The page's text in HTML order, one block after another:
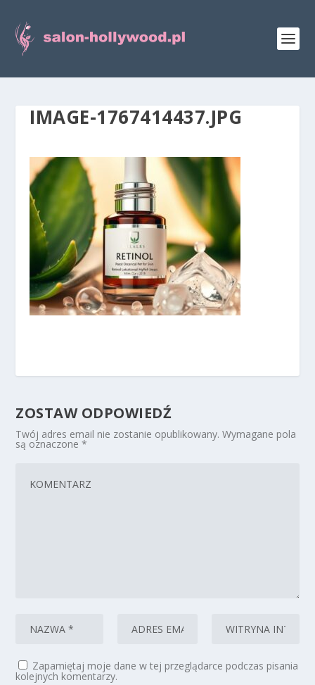
IMAGE-1767414437.JPG
ZOSTAW ODPOWIEDŹ
Twój adres email nie zostanie opublikowany. Wymagane pola
są oznaczone*
Zapamiętaj moje dane w tej przeglądarce podczas pisania
kolejnych komentarzy.